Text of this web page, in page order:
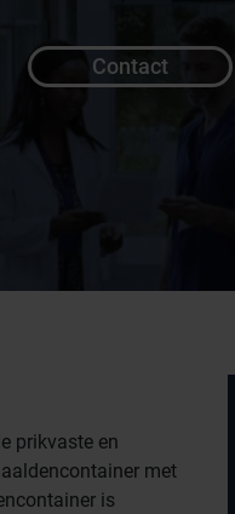
Contact
prikvaste en
met
is